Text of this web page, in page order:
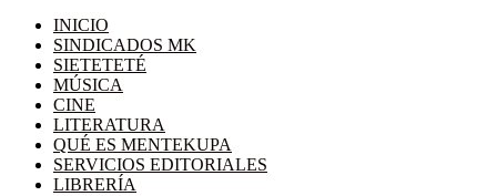
INICIO
SINDICADOS MK
SIETETETÉ
MÚSICA
CINE
LITERATURA
QUÉ ES MENTEKUPA
SERVICIOS EDITORIALES
LIBRERÍA